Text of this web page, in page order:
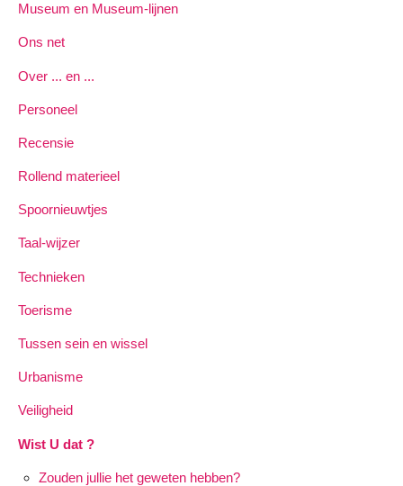
Museum en Museum-lijnen
Ons net
Over ... en ...
Personeel
Recensie
Rollend materieel
Spoornieuwtjes
Taal-wijzer
Technieken
Toerisme
Tussen sein en wissel
Urbanisme
Veiligheid
Wist U dat ?
Zouden jullie het geweten hebben?